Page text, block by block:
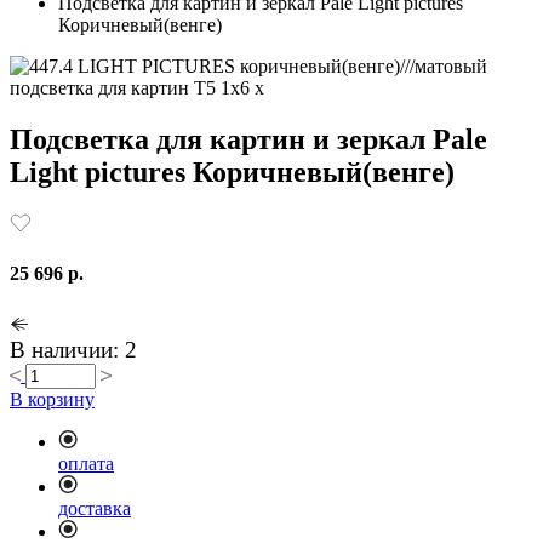
Коричневый(венге)
Подсветка для картин и зеркал Pale
Light pictures Коричневый(венге)
25 696 р.
В наличии: 2
В корзину
оплата
доставка